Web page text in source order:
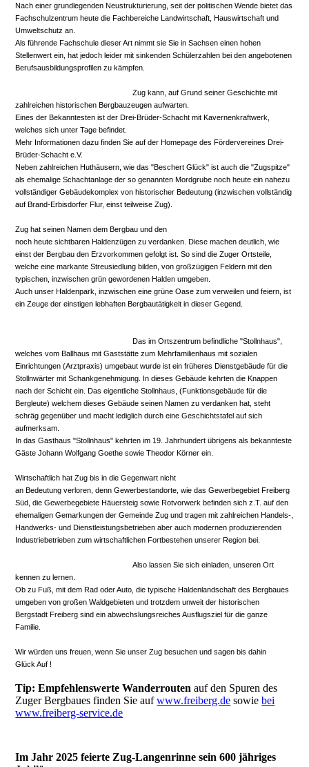
Nach einer grundlegenden Neustrukturierung, seit der politischen Wende bietet das
Fachschulzentrumheute die Fachbereiche Landwirtschaft, Hauswirtschaft und
Umweltschutz an.
Als führende Fachschule dieser Art nimmt sie Sie in Sachsen einen hohen
Stellenwert ein, hat jedoch leider mit sinkenden Schülerzahlen bei den angebotenen
Berufsausbildungsprofilen zu kämpfen.
Zug kann, auf Grund seiner Geschichte mit
zahlreichen historischen Bergbauzeugen aufwarten.
Eines der Bekanntesten ist der Drei-Brüder-Schacht mit Kavernenkraftwerk,
welches sich unter Tage befindet.
Mehr Informationen dazu finden Sie auf der Homepage des Fördervereines Drei-
Brüder-Schacht e.V.
Neben zahlreichen Huthäusern, wie das "Beschert Glück" ist auch die "Zugspitze"
als ehemalige Schachtanlage der so genannten Mordgrube noch heute ein nahezu
vollständiger Gebäudekomplex von historischer Bedeutung (inzwischen vollständig
auf Brand-Erbisdorfer Flur, einst teilweise Zug).
Zug hat seinen Namen dem Bergbau und den
noch heute sichtbaren Haldenzügen zu verdanken. Diese machen deutlich, wie
einst der Bergbau den Erzvorkommen gefolgt ist. So sind die Zuger Ortsteile,
welche eine markante Streusiedlung bilden, von großzügigen Feldern mit den
typischen, inzwischen grün gewordenen Halden umgeben.
Auch unser Haldenpark, inzwischen eine grüne Oase zum verweilen und feiern, ist
ein Zeuge der einstigen lebhaften Bergbautätigkeit in dieser Gegend.
Das im Ortszentrum befindliche "Stollnhaus",
welches vom Ballhaus mit Gaststätte zum Mehrfamilienhaus mit sozialen
Einrichtungen (Arztpraxis) umgebaut wurde ist ein früheres Dienstgebäude für die
Stollnwärter mit Schankgenehmigung. In dieses Gebäude kehrten die Knappen
nach der Schicht ein. Das eigentliche Stollnhaus, (Funktionsgebäude für die
Bergleute) welchem dieses Gebäude seinen Namen zu verdanken hat, steht
schräg gegenüber und macht lediglich durch eine Geschichtstafel auf sich
aufmerksam.
In das Gasthaus "Stollnhaus" kehrten im 19. Jahrhundert übrigens als bekannteste
Gäste Johann Wolfgang Goethe sowie Theodor Körner ein.
Wirtschaftlich hat Zug bis in die Gegenwart nicht
an Bedeutung verloren, denn Gewerbestandorte, wie das Gewerbegebiet Freiberg
Süd, die Gewerbegebiete Häuersteig sowie Rotvorwerk befinden sich z.T. auf den
ehemaligen Gemarkungen der Gemeinde Zug und tragen mit zahlreichen Handels-,
Handwerks- und Dienstleistungsbetrieben aber auch modernen produzierenden
Industriebetrieben zum wirtschaftlichen Fortbestehen unserer Region bei.
Also lassen Sie sich einladen, unseren Ort
kennen zu lernen.
Ob zu Fuß, mit dem Rad oder Auto, die typische Haldenlandschaft des Bergbaues
umgeben von großen Waldgebieten und trotzdem unweit der historischen
Bergstadt Freiberg sind ein abwechslungsreiches Ausflugsziel für die ganze
Familie.
Wir würden uns freuen, wenn Sie unser Zug besuchen und sagen bis dahin
Glück Auf !
Tip: Empfehlenswerte Wanderrouten auf den Spuren des
Zuger Bergbaues finden Sie aufwww.freiberg.de sowiebei
www.freiberg-service.de
Im Jahr 2025 feierte Zug-Langenrinne sein 600 jähriges